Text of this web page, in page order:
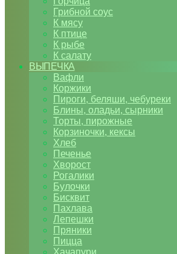
Грибной соус
К мясу
К птице
К рыбе
К салату
ВЫПЕЧКА
Вафли
Коржики
Пироги, беляши, чебуреки
Блины, оладьи, сырники
Торты, пирожные
Корзиночки, кексы
Хлеб
Печенье
Хворост
Рогалики
Булочки
Бисквит
Пахлава
Лепешки
Пряники
Пицца
Хачапури